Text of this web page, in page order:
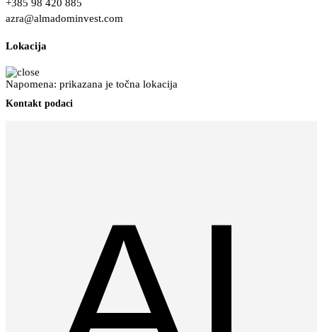
+385 98 420 885
azra@almadominvest.com
Lokacija
Napomena: prikazana je točna lokacija
Kontakt podaci